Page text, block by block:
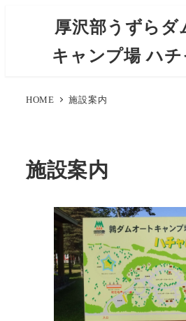
厚沢部うずらダ
キャンプ場 ハ
HOME 施設案内
施設案内